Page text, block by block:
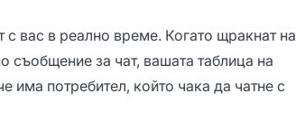
с вас в реално време. Когато щракнат на
съобщение за чат, вашата таблица на
има потребител, който чака да чатне с